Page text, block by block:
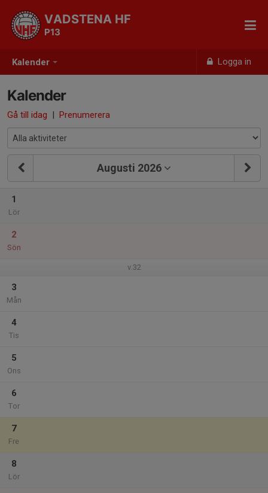
Kalender Logga in
VADSTENA HF
P13
Kalender
Gå till idag | Prenumerera
Augusti 2026
1
Lör
2
Sön
v.32
3
Mån
4
Tis
5
Ons
6
Tor
7
Fre
8
Lör